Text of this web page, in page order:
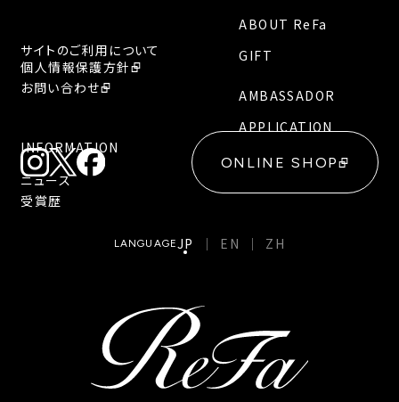
INFORMATION
ニュース
受賞歴
ABOUT ReFa
GIFT
AMBASSADOR
APPLICATION
サイトのご利用について
個人情報保護方針
お問い合わせ
ONLINE SHOP
LANGUAGEJP EN ZH